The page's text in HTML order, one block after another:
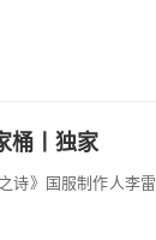
桶丨独家
诗》国服制作人李雷